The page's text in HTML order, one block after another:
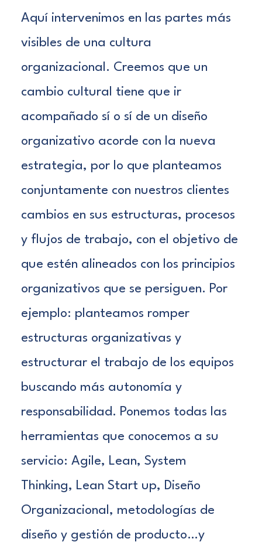
Aquí intervenimos en las partes más
visibles de una cultura
organizacional. Creemos que un
cambio cultural tiene que ir
acompañado sí o sí de un diseño
organizativo acorde con la nueva
estrategia, por lo que planteamos
conjuntamente con nuestros clientes
cambios en sus estructuras, procesos
y flujos de trabajo, con el objetivo de
que estén alineados con los principios
organizativos que se persiguen. Por
ejemplo: planteamos romper
estructuras organizativas y
estructurar el trabajo de los equipos
buscando más autonomía y
responsabilidad. Ponemos todas las
herramientas que conocemos a su
servicio: Agile, Lean, System
Thinking, Lean Start up, Diseño
Organizacional, metodologías de
diseño y gestión de producto…y